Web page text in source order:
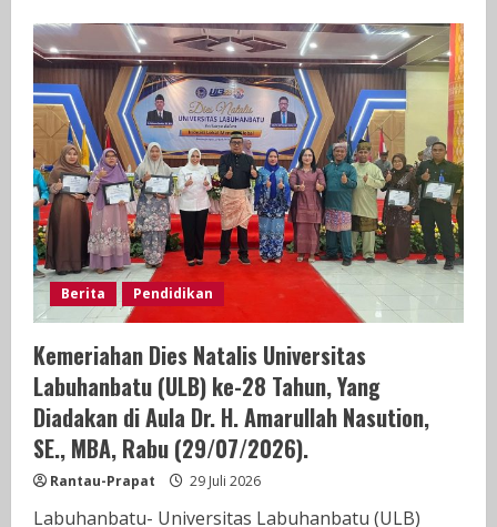
Labuhanbatu
Resmi
Mengumumkan
Hasil
Tes
CAT
Jalur
Beasiswa
Tahun
Akademik
2026/2027
Berita Pendidikan
Kemeriahan Dies Natalis Universitas
Labuhanbatu (ULB) ke-28 Tahun, Yang
Diadakan di Aula Dr. H. Amarullah Nasution,
SE., MBA, Rabu (29/07/2026).
Rantau-Prapat 29 Juli 2026
Labuhanbatu- Universitas Labuhanbatu (ULB)